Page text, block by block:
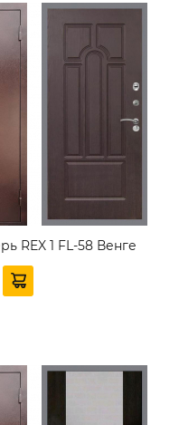
REX 1 FL-58 Венге